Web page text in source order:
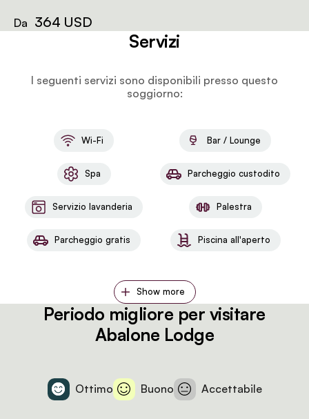
Da 364 USD
Servizi
I seguenti servizi sono disponibili presso questo
soggiorno:
Wi-Fi Bar / Lounge
Spa Parcheggio custodito
Servizio lavanderia Palestra
Parcheggio gratis Piscina all'aperto
Show more
Periodo migliore per visitare
Abalone Lodge
Ottimo Buono Accettabile